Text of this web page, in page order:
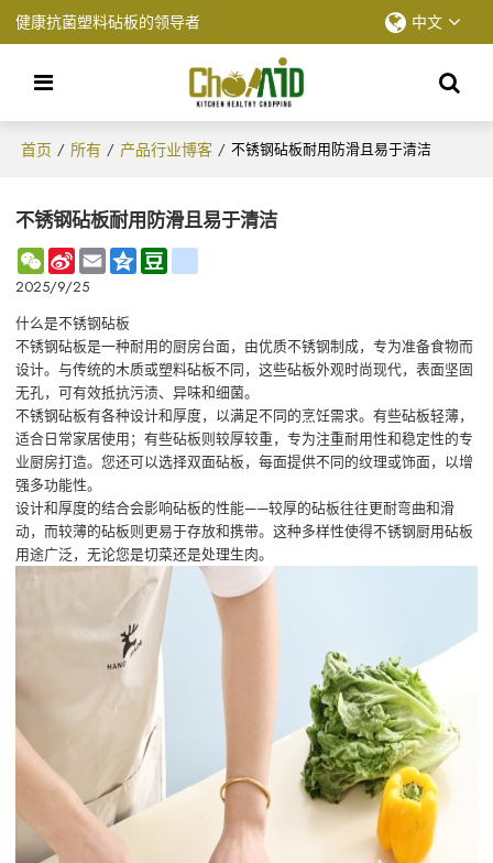
健康抗菌塑料砧板的领导者 中文
首页 / 所有 / 产品行业博客 / 不锈钢砧板耐用防滑且易于清洁
不锈钢砧板耐用防滑且易于清洁
WeChat
Sina
Weibo
Email Qzone
2025/9/25
什么是不锈钢砧板
不锈钢砧板是一种耐用的厨房台面，由优质不锈钢制成，专为准备食物而
设计。与传统的木质或塑料砧板不同，这些砧板外观时尚现代，表面坚固
无孔，可有效抵抗污渍、异味和细菌。
不锈钢砧板有各种设计和厚度，以满足不同的烹饪需求。有些砧板轻薄，
适合日常家居使用；有些砧板则较厚较重，专为注重耐用性和稳定性的专
业厨房打造。您还可以选择双面砧板，每面提供不同的纹理或饰面，以增
强多功能性。
设计和厚度的结合会影响砧板的性能——较厚的砧板往往更耐弯曲和滑
动，而较薄的砧板则更易于存放和携带。这种多样性使得不锈钢厨用砧板
用途广泛，无论您是切菜还是处理生肉。